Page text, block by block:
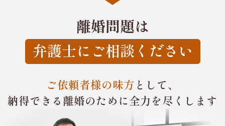
離婚問題は
弁護士にご相談ください
ご依頼者様の味方 として、
納得できる離婚のために全力を尽くします